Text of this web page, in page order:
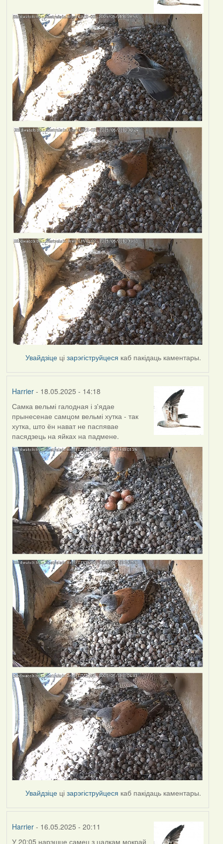
Увайдзіце цізарэгіструйцеся каб пакідаць каментары.
Harrier- 18.05.2025 - 14:18
Самка вельмі галодная і з'ядае
прынесенае самцом вельмі хутка - так
хутка, што ён нават не паспявае
пасядзець на яйках на падмене.
Увайдзіце цізарэгіструйцеся каб пакідаць каментары.
Harrier- 16.05.2025 - 20:11
У 20:05 нарэшце самец з цалкам мокрай